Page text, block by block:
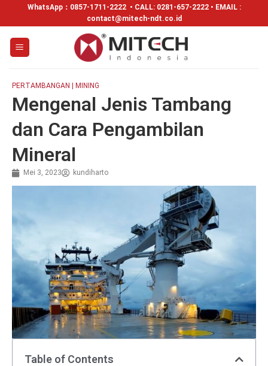
WhatsApp： 0857-1711-2222 • CALL: 0281-657-2222 • EMAIL :
contact@mitech-ndt.co.id
PERTAMBANGAN | MINING
Mengenal Jenis Tambang
dan Cara Pengambilan
Mineral
Mei 3, 2023 kundiharto
Table of Contents